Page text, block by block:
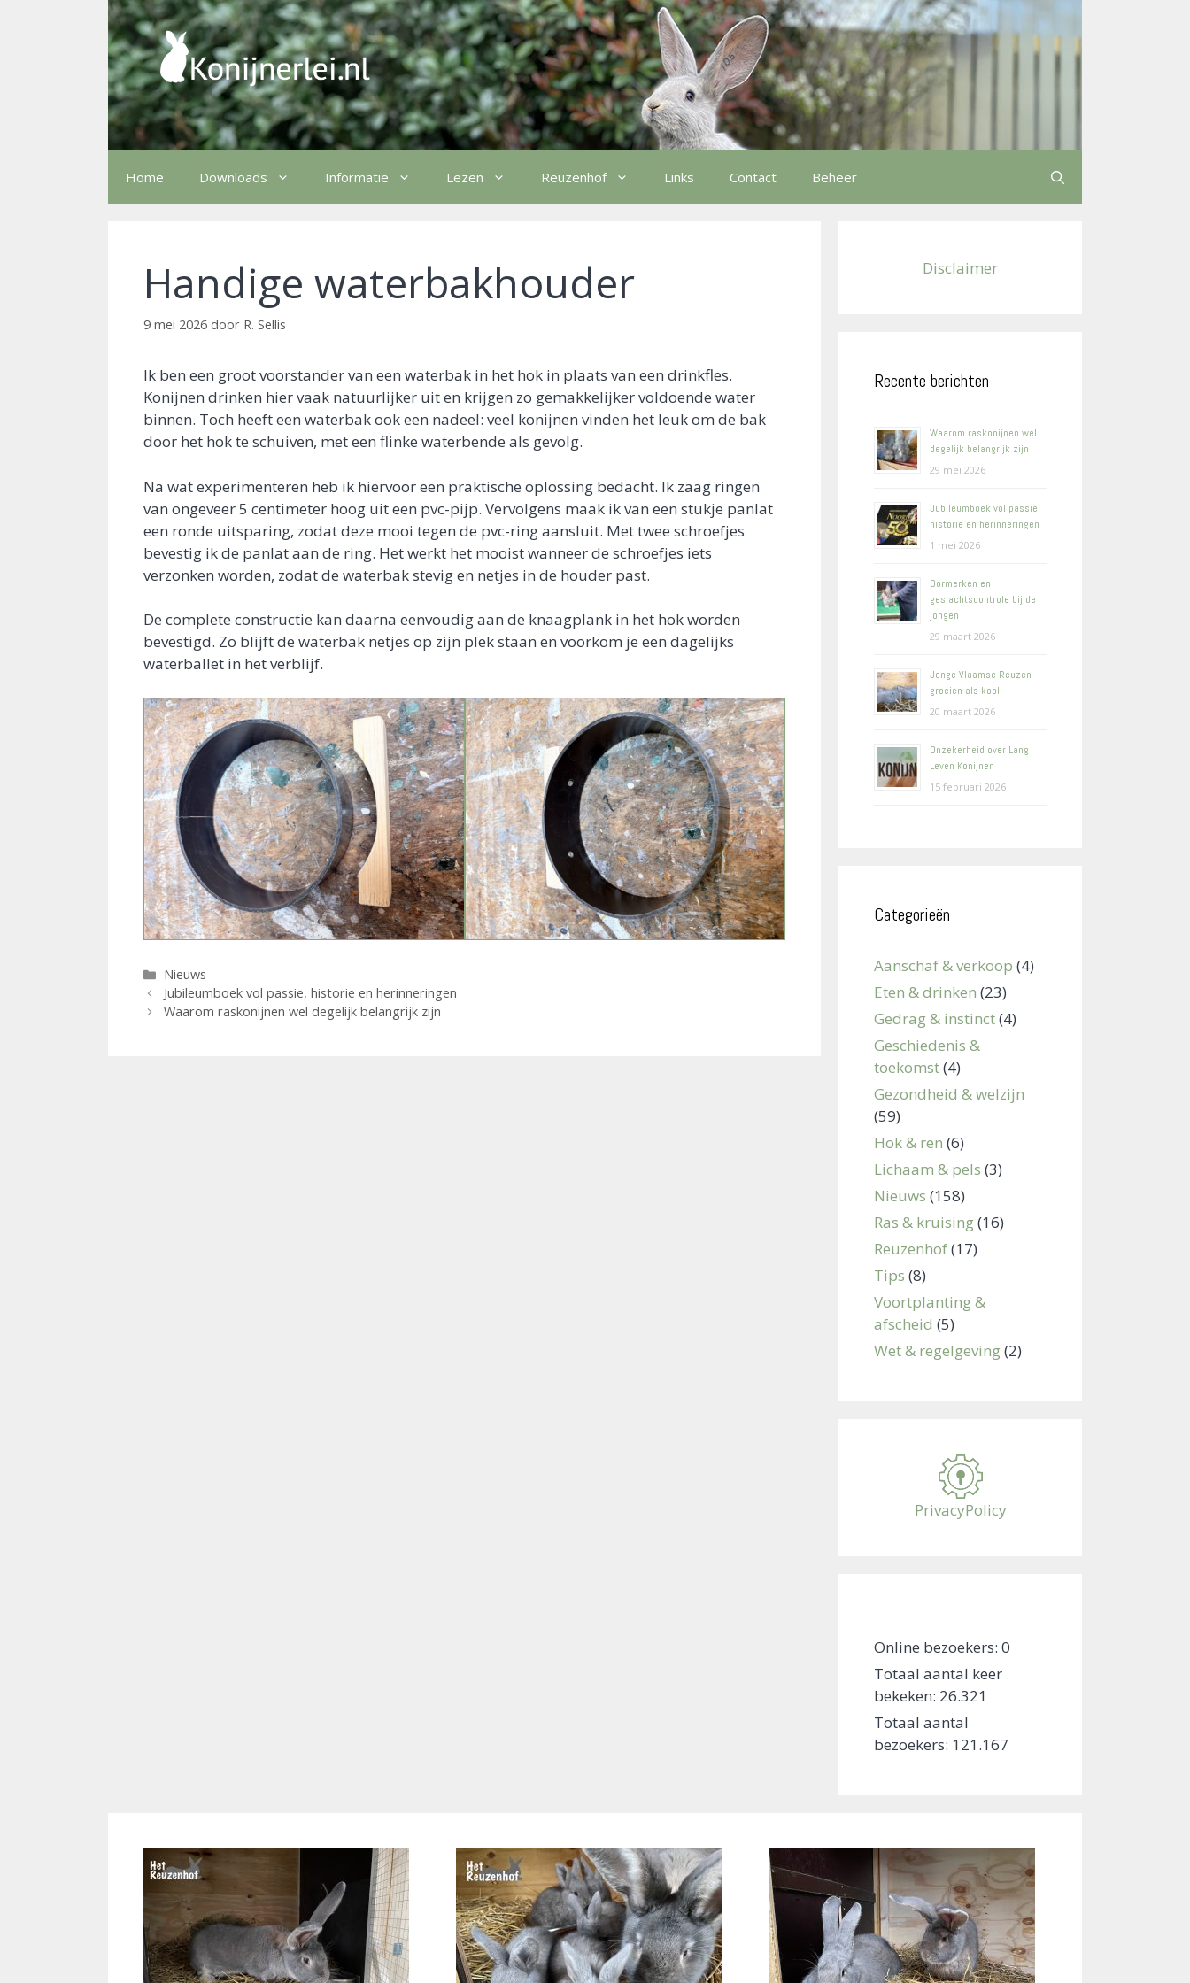
Home Downloads Informatie Lezen Reuzenhof Links Contact Beheer
Handige waterbakhouder
9 mei 2026 door R. Sellis
Ik ben een groot voorstander van een waterbak in het hok in plaats van een drinkfles.
Konijnen drinken hier vaak natuurlijker uit en krijgen zo gemakkelijker voldoende water
binnen. Toch heeft een waterbak ook een nadeel: veel konijnen vinden het leuk om de bak
door het hok te schuiven, met een flinke waterbende als gevolg.
Na wat experimenteren heb ik hiervoor een praktische oplossing bedacht. Ik zaag ringen
van ongeveer 5 centimeter hoog uit een pvc-pijp. Vervolgens maak ik van een stukje panlat
een ronde uitsparing, zodat deze mooi tegen de pvc-ring aansluit. Met twee schroefjes
bevestig ik de panlat aan de ring. Het werkt het mooist wanneer de schroefjes iets
verzonken worden, zodat de waterbak stevig en netjes in de houder past.
De complete constructie kan daarna eenvoudig aan de knaagplank in het hok worden
bevestigd. Zo blijft de waterbak netjes op zijn plek staan en voorkom je een dagelijks
waterballet in het verblijf.
Categorieën
Nieuws
Jubileumboek vol passie, historie en herinneringen
Waarom raskonijnen wel degelijk belangrijk zijn
Disclaimer
Recente berichten
Waarom raskonijnen wel
degelijk belangrijk zijn
29 mei 2026
Jubileumboek vol passie,
historie en herinneringen
1 mei 2026
Oormerken en
geslachtscontrole bij de
jongen
29 maart 2026
Jonge Vlaamse Reuzen
groeien als kool
20 maart 2026
Onzekerheid over Lang
Leven Konijnen
15 februari 2026
Categorieën
Aanschaf & verkoop (4)
Eten & drinken (23)
Gedrag & instinct(4)
Geschiedenis &
toekomst(4)
Gezondheid & welzijn
(59)
Hok & ren (6)
Lichaam & pels (3)
Nieuws (158)
Ras & kruising(16)
Reuzenhof(17)
Tips (8)
Voortplanting &
afscheid (5)
Wet & regelgeving(2)
PrivacyPolicy
Online bezoekers: 0
Totaal aantal keer
bekeken: 26.321
Totaal aantal
bezoekers: 121.167